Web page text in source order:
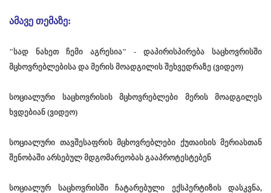
ამავე თემაზე:
"სად ნახეთ ჩემი აგრესია" - დაპირისპირება საცხოვრისში
მცხოვრებლებისა და მერის მოადგილის შეხვედრაზე (ვიდეო)
სოციალური საცხოვრისის მცხოვრებლები მერის მოადგილეს
ხვდებიან (ვიდეო)
სოციალური თავშესაფრის მცხოვრებლები ქუთაისის მერიასთან
შენობაში არსებულ მდგომარეობას გააპროტესტებენ
სოციალურ საცხოვრისში ჩატარებული ექსპერტიზის დასკვნა,